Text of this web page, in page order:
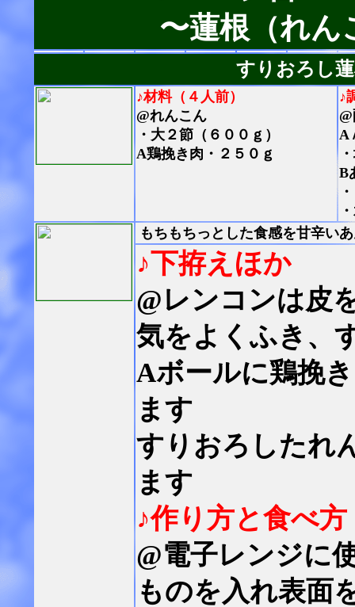
〜蓮根（れん
すりおろし
♪材料（４人前）
@れんこん
・大２節（６００ｇ）
A鶏挽き肉・２５０ｇ
♪
A
B
もちもちっとした食感を甘辛い
♪下拵えほか
@レンコンは皮
気をよくふき、
Aボールに鶏挽
ます
すりおろしたれ
ます
♪作り方と食べ方
@電子レンジに
ものを入れ表面